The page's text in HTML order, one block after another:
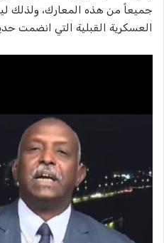
جميعاً من هذه المعارك،
العسكرية القبلية التي انضمت